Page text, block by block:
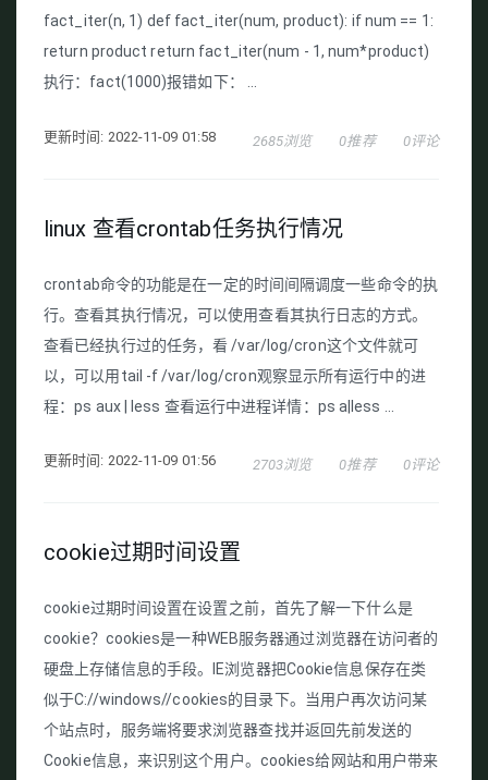
fact_iter(n, 1) def fact_iter(num, product): if num == 1:
return product return fact_iter(num - 1, num*product)
执行：fact(1000)报错如下： ...
更新时间: 2022-11-09 01:58 2685浏览 0推荐 0评论
linux 查看crontab任务执行情况
crontab命令的功能是在一定的时间间隔调度一些命令的执
行。查看其执行情况，可以使用查看其执行日志的方式。
查看已经执行过的任务，看 /var/log/cron这个文件就可
以，可以用tail -f /var/log/cron观察显示所有运行中的进
程：ps aux | less 查看运行中进程详情：ps a|less ...
更新时间: 2022-11-09 01:56 2703浏览 0推荐 0评论
cookie过期时间设置
cookie过期时间设置在设置之前，首先了解一下什么是
cookie？cookies是一种WEB服务器通过浏览器在访问者的
硬盘上存储信息的手段。IE浏览器把Cookie信息保存在类
似于C://windows//cookies的目录下。当用户再次访问某
个站点时，服务端将要求浏览器查找并返回先前发送的
Cookie信息，来识别这个用户。cookies给网站和用户带来